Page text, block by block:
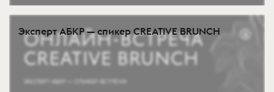
Эксперт АБКР — спикер CREATIVE BRUNCH